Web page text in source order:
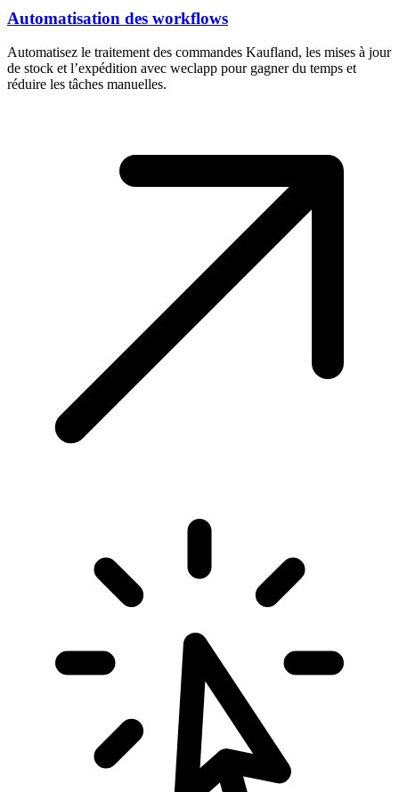
Automatisation des workflows
Automatisez le traitement des commandes Kaufland, les mises à jour
de stock et l’expédition avec weclapp pour gagner du temps et
réduire les tâches manuelles.